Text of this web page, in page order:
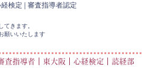
検定 | 審査指導者認定
てきます。
願いいたします
査指導者｜東大阪｜心経検定｜読経部